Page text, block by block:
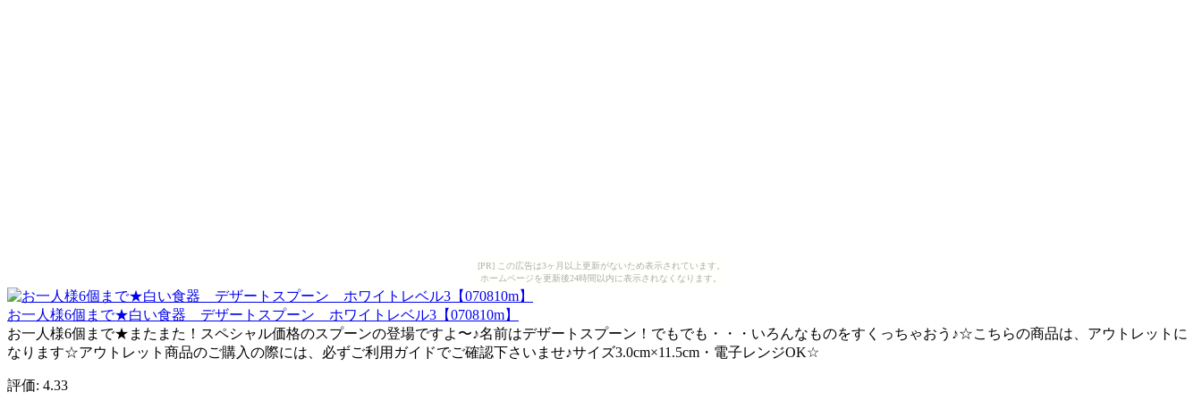
[PR] この広告は3ヶ月以上更新がないため表示されています。
ホームページを更新後24時間以内に表示されなくなります。
お一人様6個まで★白い食器 デザートスプーン ホワイトレベル3【070810m】
お一人様6個まで★またまた！スペシャル価格のスプーンの登場ですよ〜♪名前はデザートスプーン！でもでも・・・いろんなものをすくっちゃおう♪☆こちらの商品は、アウトレットに
なります☆アウトレット商品のご購入の際には、必ずご利用ガイドでご確認下さいませ♪サイズ3.0cm×11.5cm・電子レンジOK☆
評価: 4.33